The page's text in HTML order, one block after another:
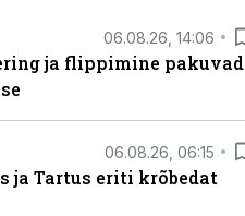
06.08.26, 14:06
ja flippimine pakuvad
06.08.26, 06:15
ja Tartus eriti krõbedat